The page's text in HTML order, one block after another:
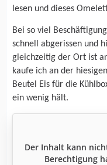
lesen und dieses
Bei so viel
schnell abgerissen und
gleichzeitig der Ort ist
kaufe ich an der
Beutel Eis für die
ein wenig hält.
Der Inhalt kann
Berechtigung